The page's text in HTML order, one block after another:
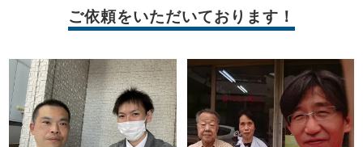
ご依頼をいただいております！